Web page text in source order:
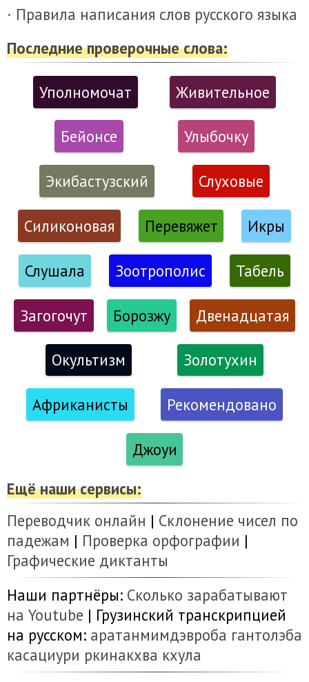
· Правила написания слов русского языка
Последние проверочные слова:
Уполномочат Живительное
Бейонсе Улыбочку
Экибастузский Слуховые
Силиконовая Перевяжет Икры
Слушала Зоотрополис Табель
Загогочут Борозжу Двенадцатая
Окультизм Золотухин
Африканисты Рекомендовано
Джоуи
Ещё наши сервисы:
Переводчик онлайн | Склонение чисел по
падежам | Проверка орфографии |
Графические диктанты
Наши партнёры: Сколько зарабатывают
на Youtube | Грузинский транскрипцией
на русском: аратанмимдэвроба гантолэба
касациури ркинакхва кхула